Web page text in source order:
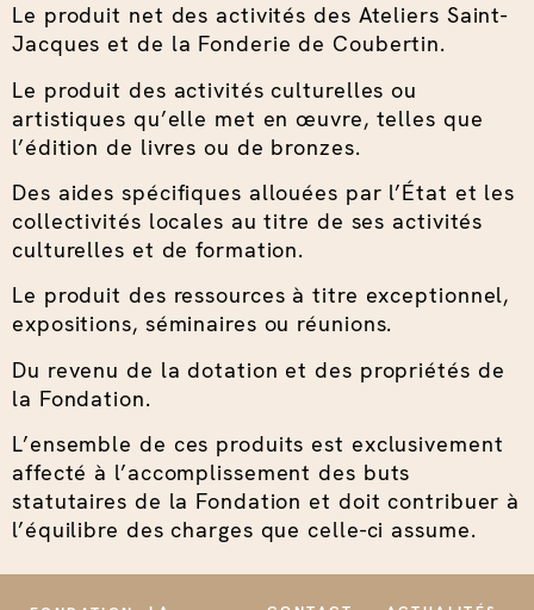
Le produit net des activités des Ateliers Saint-
Jacques et de la Fonderie de Coubertin.
Le produit des activités culturelles ou
artistiques qu’elle met en œuvre, telles que
l’édition de livres ou de bronzes.
Des aides spécifiques allouées par l’État et les
collectivités locales au titre de ses activités
culturelles et de formation.
Le produit des ressources à titre exceptionnel,
expositions, séminaires ou réunions.
Du revenu de la dotation et des propriétés de
la Fondation.
L’ensemble de ces produits est exclusivement
affecté à l’accomplissement des buts
statutaires de la Fondation et doit contribuer à
l’équilibre des charges que celle-ci assume.